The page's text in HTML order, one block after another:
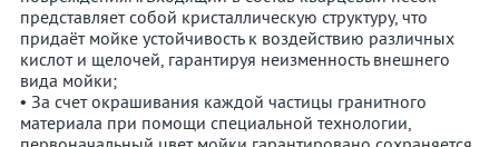
представляет собой кристаллическую структуру, что
придаёт мойке устойчивость к воздействию различных
кислот и щелочей, гарантируя неизменность внешнего
вида мойки;
• За счет окрашивания каждой частицы гранитного
материала при помощи специальной технологии,